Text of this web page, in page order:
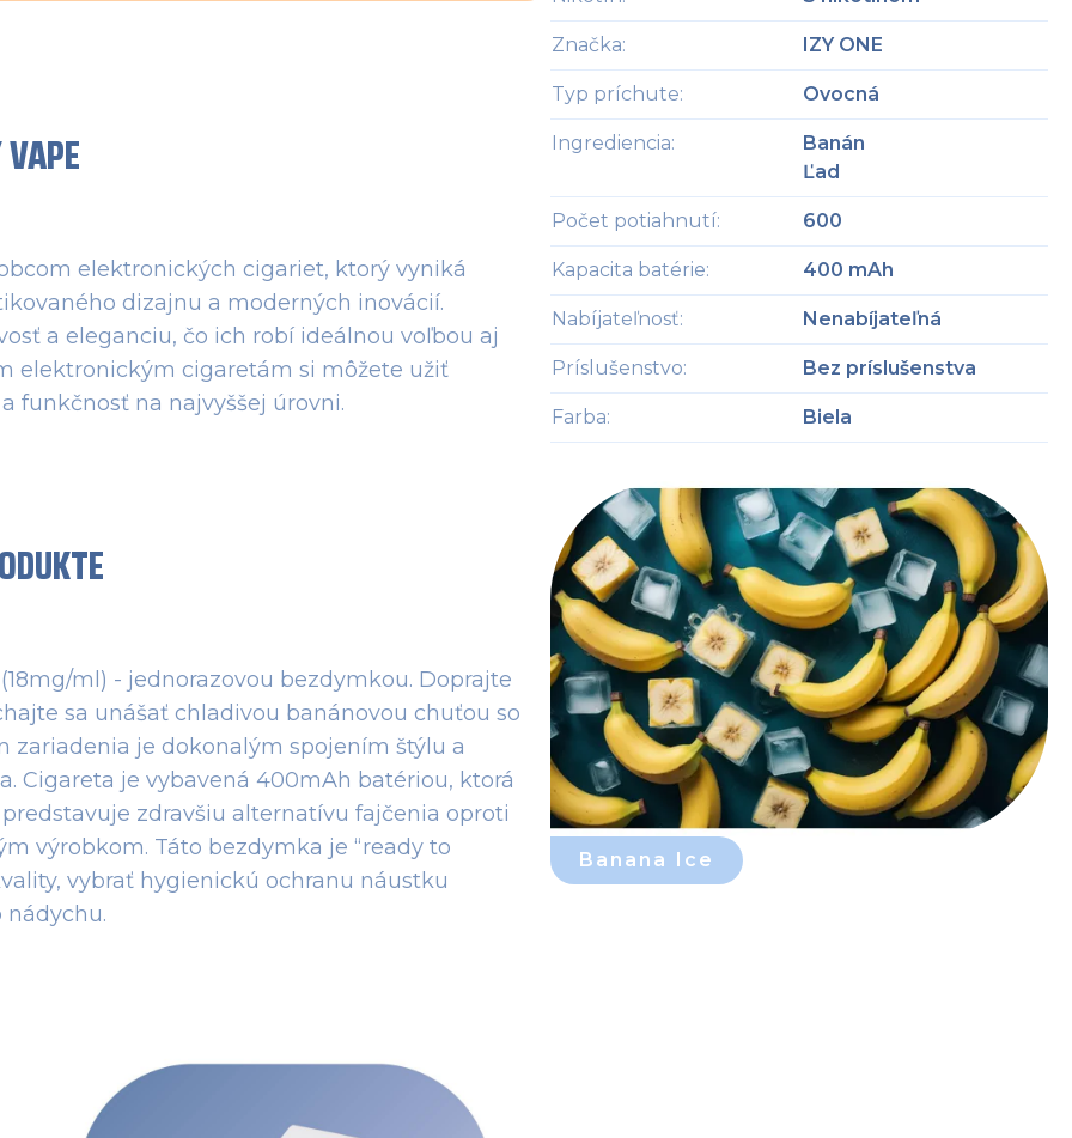
elektronických cigariet, ktorý vyniká
dizajnu a moderných inovácií.
a eleganciu, čo ich robí ideálnou voľbou aj
elektronickým cigaretám si môžete užiť
funkčnosť na najvyššej úrovni.
ml) - jednorazovou bezdymkou. Doprajte
sa unášať chladivou banánovou chuťou so
je dokonalým spojením štýlu a
Cigareta je vybavená 400mAh batériou, ktorá
zdravšiu alternatívu fajčenia oproti
výrobkom. Táto bezdymka je “ready to
vybrať hygienickú ochranu náustku
nádychu.
Značka: IZY ONE
Typ príchute: Ovocná
Ingrediencia:
Banán
Ľad
Počet potiahnutí: 600
Kapacita batérie: 400 mAh
Nabíjateľnosť: Nenabíjateľná
Príslušenstvo: Bez príslušenstva
Farba: Biela
Banana Ice